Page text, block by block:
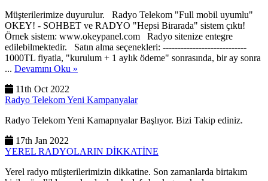
Müşterilerimize duyurulur. Radyo Telekom "Full mobil uyumlu"
OKEY! - SOHBET ve RADYO "Hepsi Birarada" sistem çıktı!
Örnek sistem: www.okeypanel.com Radyo sitenize entegre
edilebilmektedir. Satın alma seçenekleri: ----------------------------
1000TL fiyatla, "kurulum + 1 aylık ödeme" sonrasında, bir ay sonra
... Devamını Oku »
11th Oct 2022
Radyo Telekom Yeni Kampanyalar
Radyo Telekom Yeni Kamapnyalar Başlıyor. Bizi Takip ediniz.
17th Jan 2022
YEREL RADYOLARIN DİKKATİNE
Yerel radyo müşterilerimizin dikkatine. Son zamanlarda birtakım